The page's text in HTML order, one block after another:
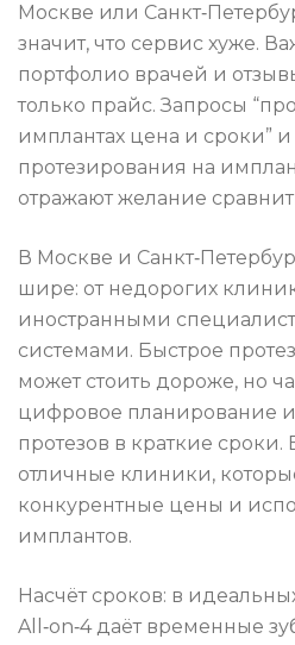
Москве или
значит, что сервис хуже.
портфолио врачей и
только прайс. Запросы
имплантах цена и сроки” и
протезирования на
отражают желание
В Москве и
шире: от недорогих
иностранными
системами. Быстрое
может стоить дороже, но
цифровое планирование и
протезов в краткие сроки.
отличные клиники,
конкурентные цены и
имплантов.
Насчёт сроков: в
All‑on‑4 даёт временные